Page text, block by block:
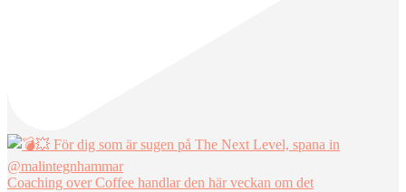
Coaching over Coffee handlar den här veckan om det